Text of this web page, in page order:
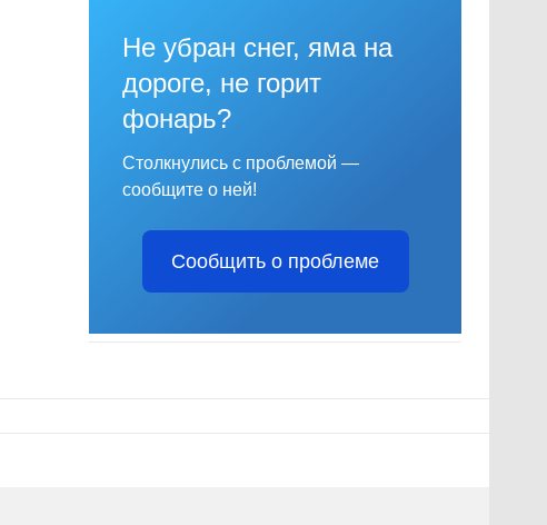
Не убран снег, яма на
дороге, не горит
фонарь?
Столкнулись с проблемой —
сообщите о ней!
Сообщить о проблеме